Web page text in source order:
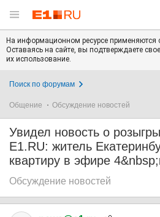
На информационном ресурсе применяются
Оставаясь на сайте, вы подтверждаете свое
их использование.
Поиск по форумам
Общение Обсуждение новостей
Увидел новость о
E1.RU: житель
квартиру в эфире
Обсуждение новостей